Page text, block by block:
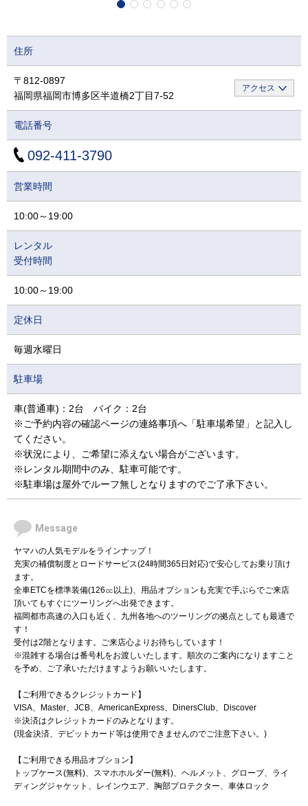
住所
〒812-0897
福岡県福岡市博多区半道橋2丁目7-52
アクセス
電話番号
092-411-3790
営業時間
10:00～19:00
レンタル
受付時間
10:00～19:00
定休日
毎週水曜日
駐車場
車(普通車)：2台 バイク：2台
※ご予約内容の確認ページの連絡事項へ「駐車場希望」と記入し
てください。
※状況により、ご希望に添えない場合がございます。
※レンタル期間中のみ、駐車可能です。
※駐車場は屋外でルーフ無しとなりますのでご了承下さい。
Message
ヤマハの人気モデルをラインナップ！
充実の補償制度とロードサービス(24時間365日対応)で安心してお乗り頂け
ます。
全車ETCを標準装備(126㏄以上)、用品オプションも充実で手ぶらでご来店
頂いてもすぐにツーリングへ出発できます。
福岡都市高速の入口も近く、九州各地へのツーリングの拠点としても最適で
す！
受付は2階となります。ご来店心よりお待ちしています！
※混雑する場合は番号札をお渡しいたします。順次のご案内になりますこと
を予め、ご了承いただけますようお願いいたします。
【ご利用できるクレジットカード】
VISA、Master、JCB、AmericanExpress、DinersClub、Discover
※決済はクレジットカードのみとなります。
(現金決済、デビットカード等は使用できませんのでご注意下さい。)
【ご利用できる用品オプション】
トップケース(無料)、スマホホルダー(無料)、ヘルメット、グローブ、ライ
ディングジャケット、レインウエア、胸部プロテクター、車体ロック